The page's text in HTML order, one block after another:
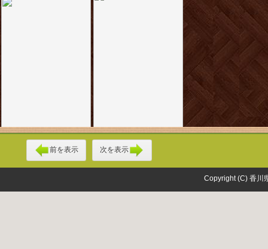
前を表示 次を表示
Copyright (C) 香川